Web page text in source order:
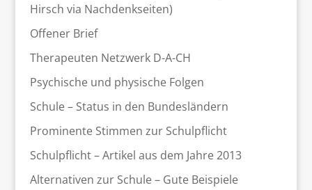
Hirsch via Nachdenkseiten)
Offener Brief
Therapeuten Netzwerk D-A-CH
Psychische und physische Folgen
Schule – Status in den Bundesländern
Prominente Stimmen zur Schulpflicht
Schulpflicht – Artikel aus dem Jahre 2013
Alternativen zur Schule – Gute Beispiele